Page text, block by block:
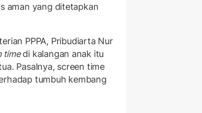
aman yang ditetapkan
PPPA, Pribudiarta Nur
timedi kalangan anak itu
Pasalnya, screen time
tumbuh kembang